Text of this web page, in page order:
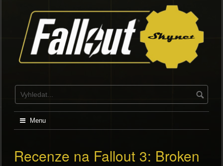
Menu
Recenze na Fallout 3: Broken